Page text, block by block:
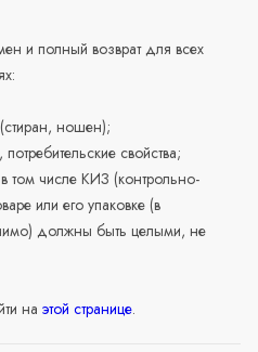
и полный возврат для всех
ношен);
свойства;
том числе КИЗ (контрольно-
или его упаковке (в
должны быть целыми, не
на этой странице.